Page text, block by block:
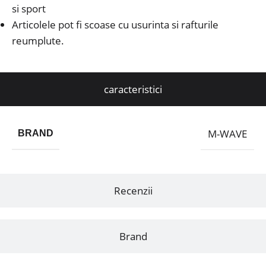
si sport
Articolele pot fi scoase cu usurinta si rafturile
reumplute.
caracteristici
Recenzii
Brand
BRAND M-WAVE